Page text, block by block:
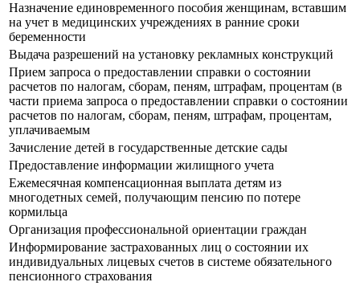
Назначение единовременного пособия женщинам, вставшим
на учет в медицинских учреждениях в ранние сроки
беременности
Выдача разрешений на установку рекламных конструкций
Прием запроса о предоставлении справки о состоянии
расчетов по налогам, сборам, пеням, штрафам, процентам (в
части приема запроса о предоставлении справки о состоянии
расчетов по налогам, сборам, пеням, штрафам, процентам,
уплачиваемым
Зачисление детей в государственные детские сады
Предоставление информации жилищного учета
Ежемесячная компенсационная выплата детям из
многодетных семей, получающим пенсию по потере
кормильца
Организация профессиональной ориентации граждан
Информирование застрахованных лиц о состоянии их
индивидуальных лицевых счетов в системе обязательного
пенсионного страхования